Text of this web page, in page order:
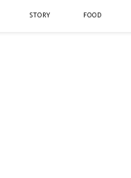
STORY FOOD